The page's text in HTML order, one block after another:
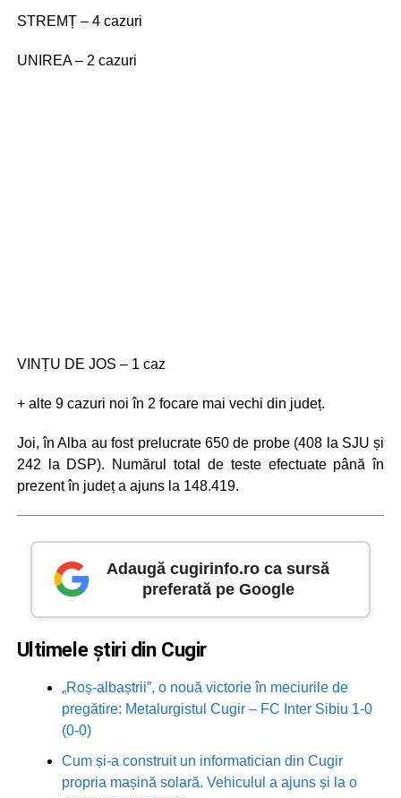
STREMȚ – 4 cazuri
UNIREA – 2 cazuri
VINȚU DE JOS – 1 caz
+ alte 9 cazuri noi în 2 focare mai vechi din județ.
Joi, în Alba au fost prelucrate 650 de probe (408 la SJU și
242 la DSP). Numărul total de teste efectuate până în
prezent în județ a ajuns la 148.419.
Adaugă cugirinfo.ro ca sursă
preferată pe Google
Ultimele știri din Cugir
„Roș-albaștrii”, o nouă victorie în meciurile de
pregătire: Metalurgistul Cugir – FC Inter Sibiu 1-0
(0-0)
Cum și-a construit un informatician din Cugir
propria mașină solară. Vehiculul a ajuns și la o